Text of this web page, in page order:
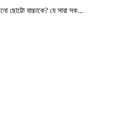
ছোট্টো বাচ্চাকে? যে সারা সক...